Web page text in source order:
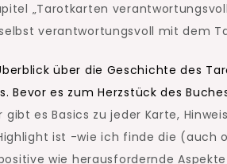
„Tarotkarten
verantwortungsvoll mit dem
über die Geschichte des
Bevor es zum Herzstück des
gibt es Basics zu jeder Karte,
ist -wie ich finde die
wie herausfordernde